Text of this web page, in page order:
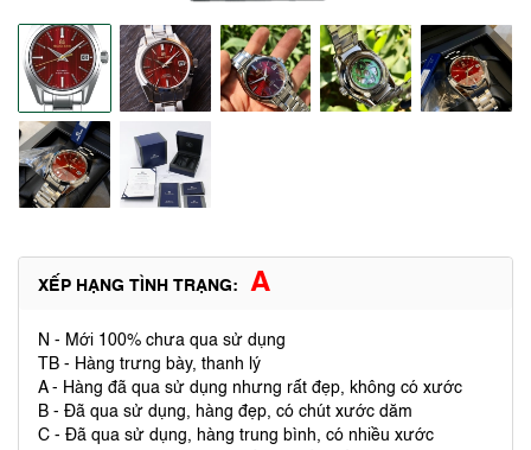
XẾP HẠNG TÌNH TRẠNG: A
N - Mới 100% chưa qua sử dụng
TB - Hàng trưng bày, thanh lý
A - Hàng đã qua sử dụng nhưng rất đẹp, không có xước
B - Đã qua sử dụng, hàng đẹp, có chút xước dăm
C - Đã qua sử dụng, hàng trung bình, có nhiều xước